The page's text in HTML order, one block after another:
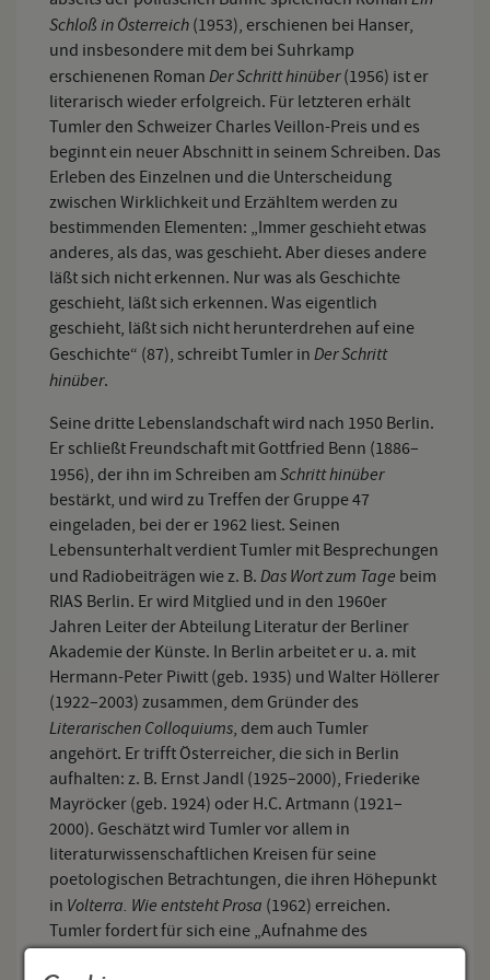
Schloß in Österreich (1953), erschienen bei Hanser,
und insbesondere mit dem bei Suhrkamp
erschienenen Roman Der Schritt hinüber(1956) ist er
literarisch wieder erfolgreich. Für letzteren erhält
Tumler den Schweizer Charles Veillon-Preis und es
beginnt ein neuer Abschnitt in seinem Schreiben. Das
Erleben des Einzelnen und die Unterscheidung
zwischen Wirklichkeit und Erzähltem werden zu
bestimmenden Elementen: „Immer geschieht etwas
anderes, als das, was geschieht. Aber dieses andere
läßt sich nicht erkennen. Nur was als Geschichte
geschieht, läßt sich erkennen. Was eigentlich
geschieht, läßt sich nicht herunterdrehen auf eine
Geschichte“ (87), schreibt Tumler in Der Schritt
hinüber.
Seine dritte Lebenslandschaft wird nach 1950 Berlin.
Er schließt Freundschaft mit Gottfried Benn (1886–
1956), der ihn im Schreiben am Schritt hinüber
bestärkt, und wird zu Treffen der Gruppe 47
eingeladen, bei der er 1962 liest. Seinen
Lebensunterhalt verdient Tumler mit Besprechungen
und Radiobeiträgen wie z. B. Das Wort zum Tage beim
RIAS Berlin. Er wird Mitglied und in den 1960er
Jahren Leiter der Abteilung Literatur der Berliner
Akademie der Künste. In Berlin arbeitet er u. a. mit
Hermann-Peter Piwitt (geb. 1935) und Walter Höllerer
(1922–2003) zusammen, dem Gründer des
Literarischen Colloquiums, dem auch Tumler
angehört. Er trifft Österreicher, die sich in Berlin
aufhalten: z. B. Ernst Jandl (1925–2000), Friederike
Mayröcker (geb. 1924) oder H.C. Artmann (1921–
2000). Geschätzt wird Tumler vor allem in
literaturwissenschaftlichen Kreisen für seine
poetologischen Betrachtungen, die ihren Höhepunkt
in Volterra. Wie entsteht Prosa (1962) erreichen.
Tumler fordert für sich eine „Aufnahme des